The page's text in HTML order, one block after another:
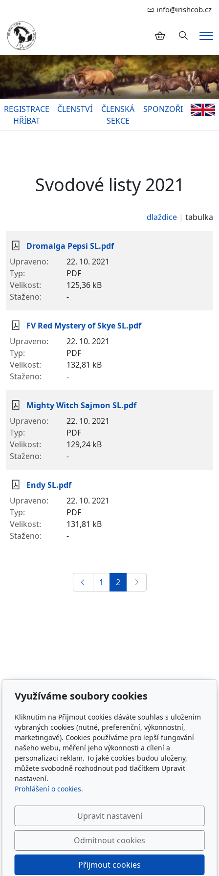
info@irishcob.cz
Hledání
REGISTRACE
HŘÍBAT
ČLENSTVÍ
ČLENSKÁ
SEKCE
SPONZOŘI
Svodové listy 2021
dlaždice tabulka
Dromalga Pepsi SL.pdf
22. 10. 2021
PDF
125,36 kB
-
FV Red Mystery of Skye SL.pdf
22. 10. 2021
PDF
132,81 kB
-
Mighty Witch Sajmon SL.pdf
22. 10. 2021
PDF
129,24 kB
-
Endy SL.pdf
22. 10. 2021
PDF
131,81 kB
-
1 2
Irish Cob the Czech Republic, z.s.
IČ 22852778
Bankovní spojení: 2001874788/2010
Kontakt
info@irishcob.cz
Plemenná kniha
ON-LINE
Sledujte nás
Využíváme soubory cookies
Kliknutím na Přijmout cookies dáváte souhlas s uložením
vybraných cookies (nutné, preferenční, výkonnostní,
marketingové). Cookies používáme pro lepší fungování
našeho webu, měření jeho výkonnosti a cílení a
personalizaci reklam. To jaké cookies budou uloženy,
můžete svobodně rozhodnout pod tlačítkem Upravit
nastavení.
Prohlášení o cookies.
Upravit nastavení
Odmítnout cookies
Přijmout cookies